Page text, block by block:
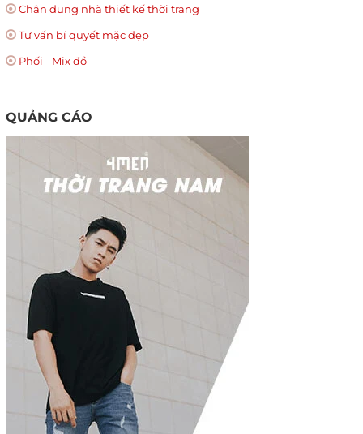
Chân dung nhà thiết kế thời trang
Tư vấn bí quyết mặc đẹp
Phối - Mix đồ
QUẢNG CÁO